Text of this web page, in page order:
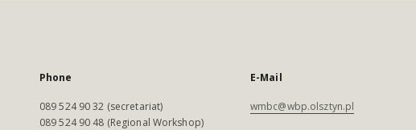
Phone
089 524 90 32 (secretariat)
089 524 90 48 (Regional Workshop)
E-Mail
wmbc@wbp.olsztyn.pl